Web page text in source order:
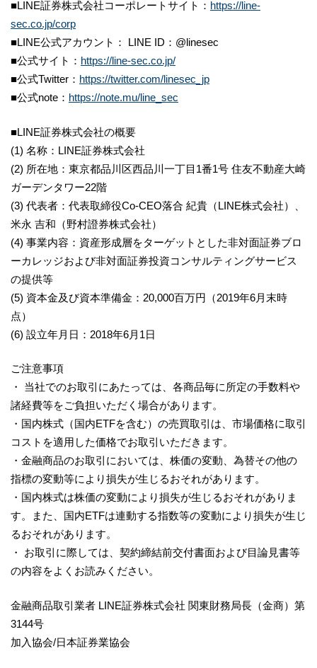
■LINE証券株式会社コーポレートサイト： https://line-
sec.co.jp/corp
■LINE公式アカウント： LINE ID：@linesec
■公式サイト： https://line-sec.co.jp/
■公式Twitter： https://twitter.com/linesec_jp
■公式note： https://note.mu/line_sec
■LINE証券株式会社の概要
(1) 名称：LINE証券株式会社
(2) 所在地：東京都品川区西品川一丁目1番1号 住友不動産大崎
ガーデンタワー22階
(3) 代表者：代表取締役Co-CEO落合 紀貴（LINE株式会社）、
米永 吉和（野村證券株式会社）
(4) 事業内容：資産形成層をターゲットとした非対面証券ブロ
ーカレッジおよび非対面証券投資コンサルティングサービス
の提供等
(5) 資本金及び資本準備金：20,000百万円（2019年6月末時
点）
(6) 設立年月日：2018年6月1日
ご注意事項
・ 当社でのお取引にあたっては、各商品毎に所定の手数料や
諸経費等をご負担いただく場合があります。
・国内株式（国内ETFを含む）の売買取引は、市場価格に取引
コストを適用した価格でお取引いただきます。
・金融商品のお取引においては、株価の変動、為替その他の
指標の変動等により損失が生じるおそれがあります。
・国内株式は株価の変動により損失が生じるおそれがありま
す。また、国内ETFは連動する指数等の変動により損失が生じ
るおそれがあります。
・ お取引に際しては、契約締結前交付書面および目論見書等
の内容をよくお読みください。
金融商品取引業者 LINE証券株式会社 関東財務局長（金商）第
3144号
加入協会/日本証券業協会